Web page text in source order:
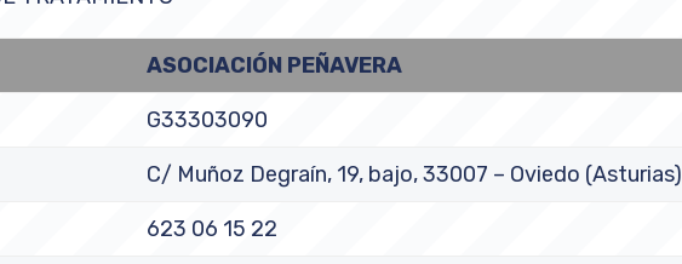
ASOCIACIÓN PEÑAVERA
G33303090
C/ Muñoz Degraín, 19, bajo, 33007 – Oviedo (Asturias)
623 06 15 22